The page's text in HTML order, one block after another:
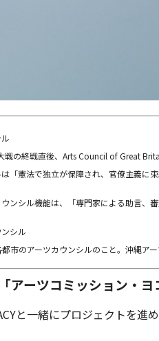
戦の終戦直後、Arts Council of Great
「憲法で独立が保障され、官僚主義に
ンシル機能は、「専門家による助言、
シル
市のアーツカウンシルのこと。沖縄ア
アーツコミッション・
と一緒にプロジェクトを進